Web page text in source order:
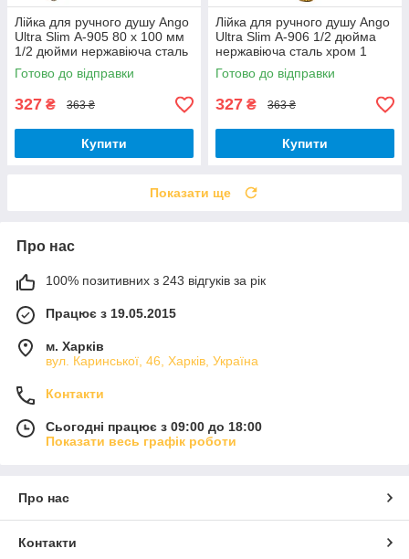
Лійка для ручного душу Ango
Ultra Slim А-905 80 х 100 мм
1/2 дюйми нержавіюча сталь
хром 1 режим
Готово до відправки
327 ₴ 363 ₴
Купити
Лійка для ручного душу Ango
Ultra Slim А-906 1/2 дюйма
нержавіюча сталь хром 1
режим
Готово до відправки
327 ₴ 363 ₴
Купити
Показати ще
Про нас
100% позитивних з 243 відгуків за рік
Працює з 19.05.2015
м. Харків
вул. Каринської, 46, Харків, Україна
Контакти
Сьогодні працює з 09:00 до 18:00
Показати весь графік роботи
Про нас
Контакти